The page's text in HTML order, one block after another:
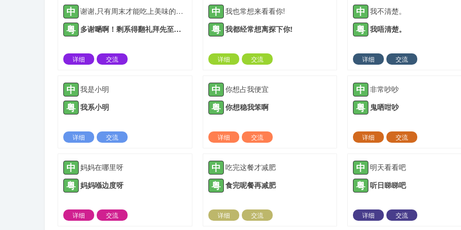
中 谢谢,只有周末才能吃上美味的饭菜
粤 多谢嗮啊！剩系得翻礼拜先至可以食到啲咁好味嘅餸菜噶。
详细
交流
中 我也常想来看看你!
粤 我都经常想离探下你!
详细
交流
中 我不清楚。
粤 我唔清楚。
详细
交流
中 我是小明
粤 我系小明
详细
交流
中 你想占我便宜
粤 你想稳我笨啊
详细
交流
中 非常吵吵
粤 鬼哂咁吵
详细
交流
中 妈妈在哪里呀
粤 妈妈喺边度呀
详细
交流
中 吃完这餐才减肥
粤 食完呢餐再减肥
详细
交流
中 明天看看吧
粤 听日睇睇吧
详细
交流